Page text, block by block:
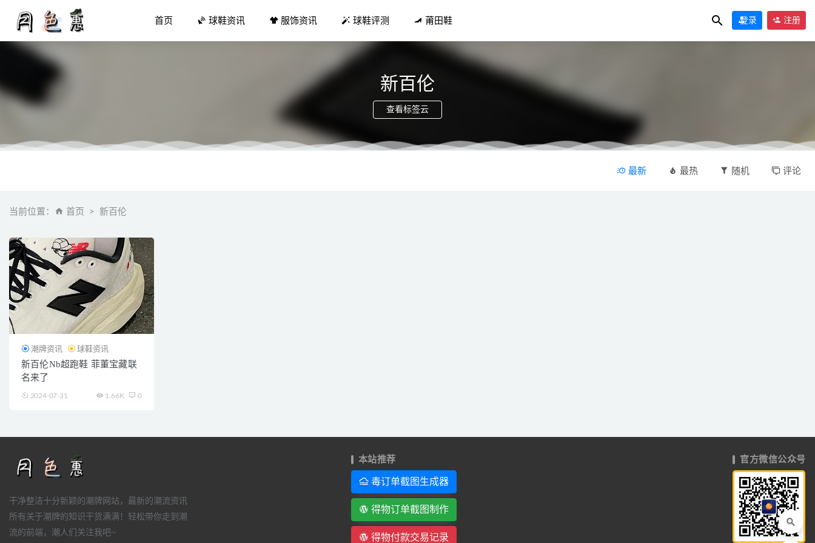
首页 球鞋资讯 服饰资讯 球鞋评测 莆田鞋 登录 注册
新百伦
查看标签云
最新 最热 随机 评论
当前位置： 首页 新百伦
潮牌资讯 球鞋资讯
新百伦Nb超跑鞋 菲董宝藏联
名来了
2024-07-31 1.66K 0
干净整洁十分新颖的潮牌网站，最新的潮流资讯
所有关于潮牌的知识干货满满！轻松带你走到潮
流的前端，潮人们关注我吧~
本站推荐
毒订单截图生成器
得物订单截图制作
得物付款交易记录
官方微信公众号